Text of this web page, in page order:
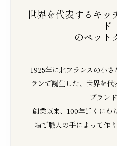
世界を代表するキッ
ド
のペット
1925年に北フランスの小
ランで誕生した、世界を代
ブランド
創業以来、100年近くにわ
場で職人の手によって作